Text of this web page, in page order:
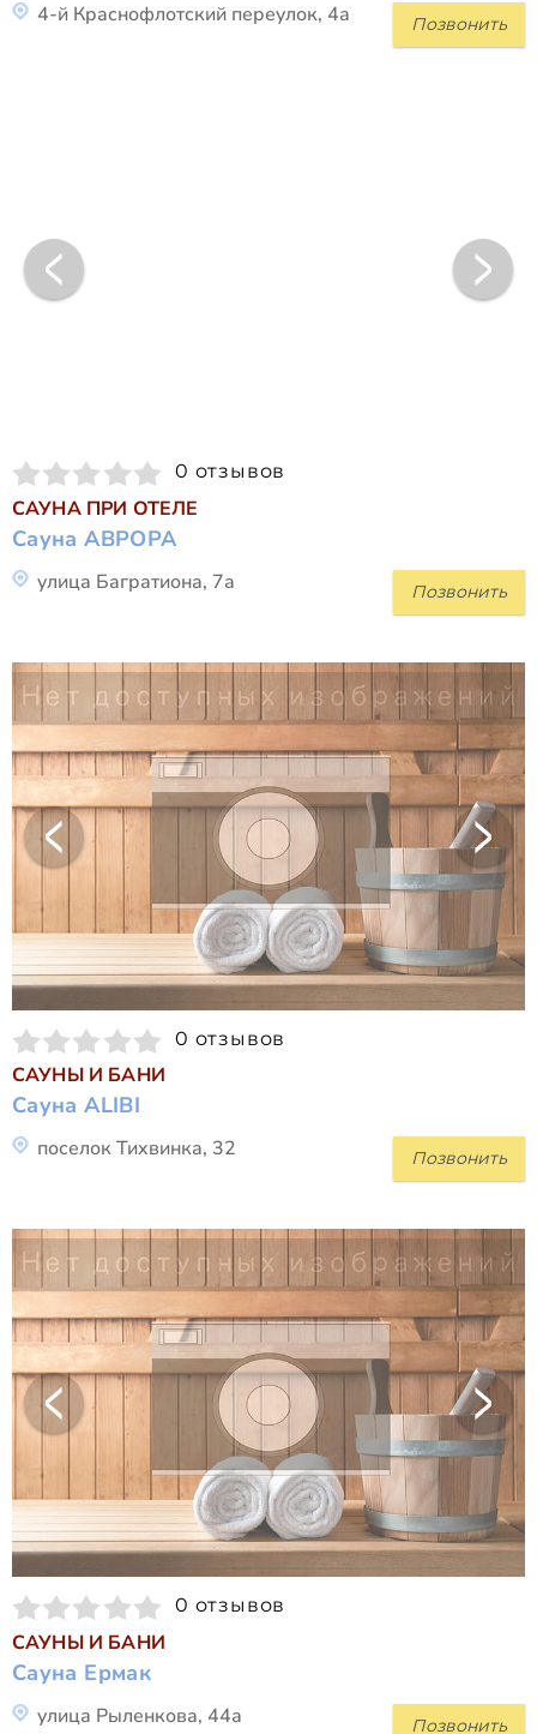
Позвонить
4-й Краснофлотский переулок, 4а
0 отзывов
САУНА ПРИ ОТЕЛЕ
Сауна АВРОРА
Позвонить
улица Багратиона, 7а
0 отзывов
САУНЫ И БАНИ
Сауна ALIBI
Позвонить
поселок Тихвинка, 32
0 отзывов
САУНЫ И БАНИ
Сауна Ермак
Позвонить
улица Рыленкова, 44а